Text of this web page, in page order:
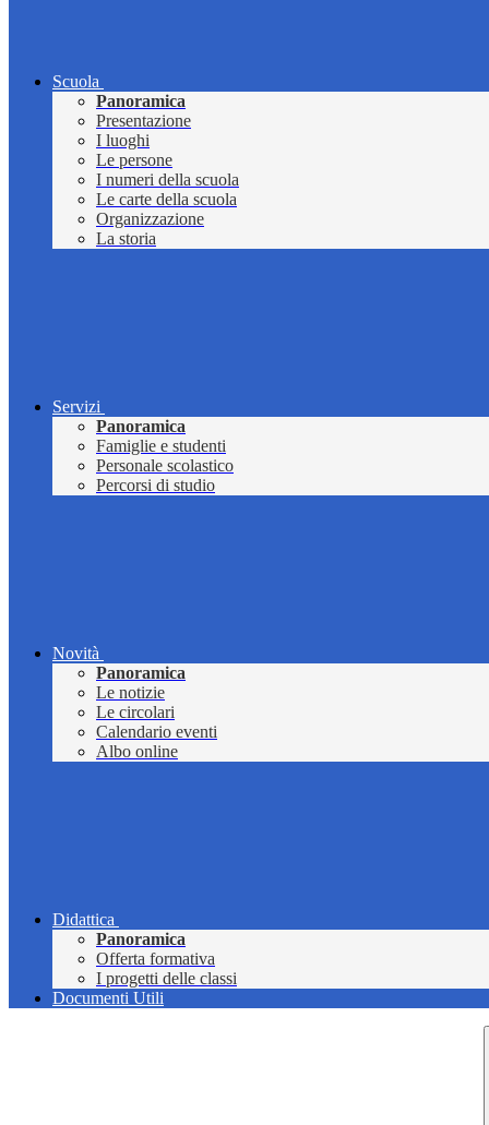
Scuola
Panoramica
Presentazione
I luoghi
Le persone
I numeri della scuola
Le carte della scuola
Organizzazione
La storia
Servizi
Panoramica
Famiglie e studenti
Personale scolastico
Percorsi di studio
Novità
Panoramica
Le notizie
Le circolari
Calendario eventi
Albo online
Didattica
Panoramica
Offerta formativa
I progetti delle classi
Documenti Utili